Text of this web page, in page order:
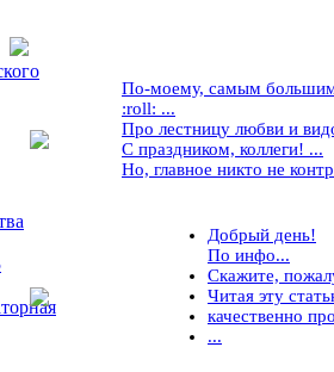
По-моему, самым
:roll: ...
Про лестницу любви и
С праздником, коллеги! ...
Но, главное никто не
Добрый день!
По инфо...
Скажите,
Читая эту
качественно
...